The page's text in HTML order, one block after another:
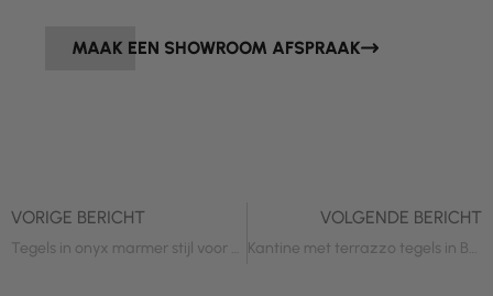
MAAK EEN SHOWROOM AFSPRAAK
VORIGE BERICHT
Tegels in onyx marmer stijl voor het Experience Center van Derk in Lunteren
VOLGENDE BERICHT
Kantine met terrazzo tegels in Barneveld